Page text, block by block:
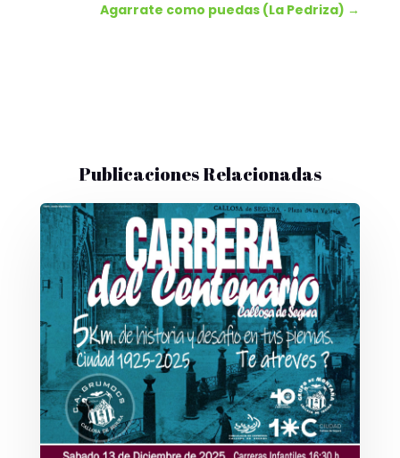
Agarrate como puedas (La Pedriza) →
Publicaciones Relacionadas